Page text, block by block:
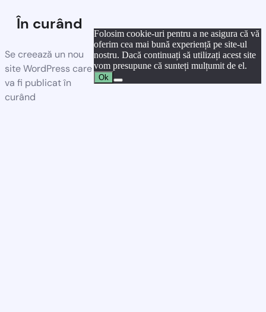
În curând
Se creează un nou
site WordPress care
va fi publicat în
curând
Folosim cookie-uri pentru a ne asigura că vă
oferim cea mai bună experiență pe site-ul
nostru. Dacă continuați să utilizați acest site
vom presupune că sunteți mulțumit de el.
Ok